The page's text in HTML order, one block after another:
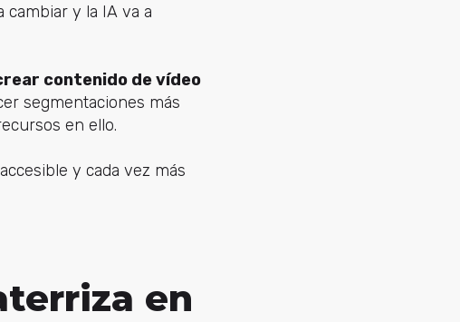
cambiar y la IA va a
contenido de vídeo
segmentaciones más
en ello.
y cada vez más
en